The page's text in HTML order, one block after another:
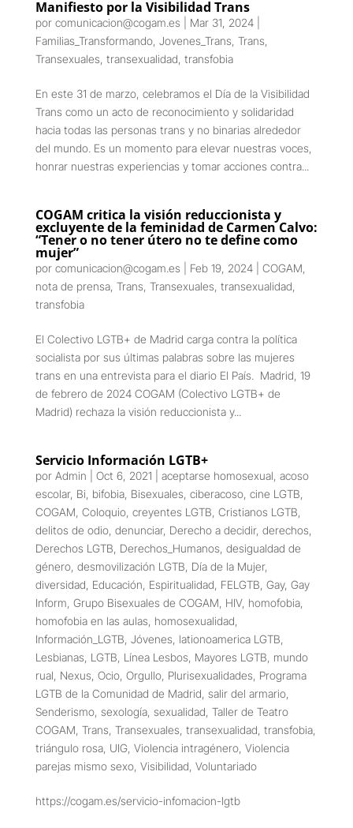
Manifiesto por la Visibilidad Trans
por comunicacion@cogam.es Mar 31, 2024|
Familias_Transformando, Jovenes_Trans Trans
Transexuales transexualidad transfobia
En este 31 de marzo, celebramos el Día de la Visibilidad
Trans como un acto de reconocimiento y solidaridad
hacia todas las personas trans y no binarias alrededor
del mundo. Es un momento para elevar nuestras voces,
honrar nuestras experiencias y tomar acciones contra...
COGAM critica la visión reduccionista y
excluyente de la feminidad de Carmen Calvo:
“Tener o no tener útero no te define como
mujer”
por comunicacion@cogam.es Feb 19, 2024| COGAM
nota de prensa, Trans Transexuales transexualidad
transfobia
El Colectivo LGTB+ de Madrid carga contra la política
socialista por sus últimas palabras sobre las mujeres
trans en una entrevista para el diario El País. Madrid, 19
de febrero de 2024 COGAM (Colectivo LGTB+ de
Madrid) rechaza la visión reduccionista y...
Servicio Información LGTB+
por Admin Oct 6, 2021 aceptarse homosexual acoso
escolar, Bi bifobia, Bisexuales ciberacoso, cine LGTB
COGAM Coloquio, creyentes LGTB Cristianos LGTB
delitos de odio, denunciar, Derecho a decidir, derechos
Derechos LGTB Derechos_Humanos desigualdad de
género, desmovilización LGTB Día de la Mujer,
diversidad Educación Espiritualidad FELGTB Gay, Gay
Inform Grupo Bisexuales de COGAM HIV, homofobia,
homofobia en las aulas homosexualidad
Información_LGTB Jóvenes lationoamerica LGTB
Lesbianas LGTB Línea Lesbos Mayores LGTB mundo
rual Nexus Ocio, Orgullo, Plurisexualidades Programa
LGTB de la Comunidad de Madrid salir del armario,
Senderismo, sexología, sexualidad Taller de Teatro
COGAM Trans Transexuales transexualidad transfobia,
triángulo rosa, UIG, Violencia intragénero, Violencia
parejas mismo sexo, Visibilidad Voluntariado
https://cogam.es/servicio-infomacion-lgtb